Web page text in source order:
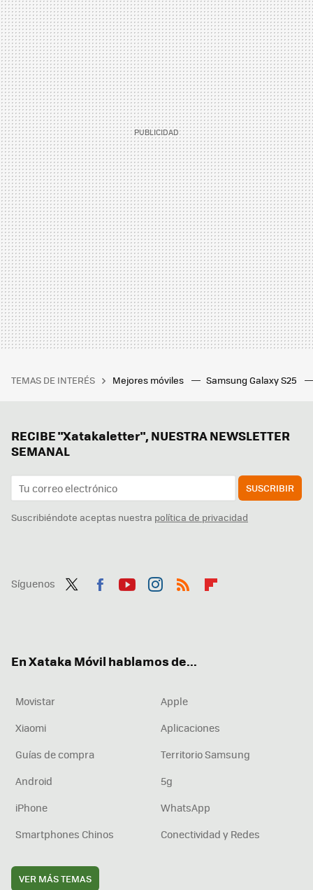
TEMAS DE INTERÉS Mejores móviles Samsung Galaxy S25
RECIBE "Xatakaletter", NUESTRA NEWSLETTER
SEMANAL
SUSCRIBIR
Suscribiéndote aceptas nuestra política de privacidad
Síguenos
En Xataka Móvil hablamos de...
Movistar
Apple
Xiaomi
Aplicaciones
Guías de compra
Territorio Samsung
Android
5g
iPhone
WhatsApp
Smartphones Chinos
Conectividad y Redes
VER MÁS TEMAS